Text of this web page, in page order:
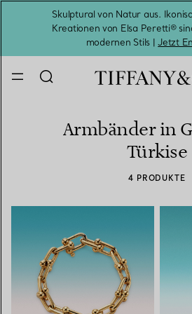
Skulptural von Natur aus.
Kreationen von Elsa Peretti®
modernen Stils |Jetzt
Armbänder in
Türkise
4 PRODUKTE